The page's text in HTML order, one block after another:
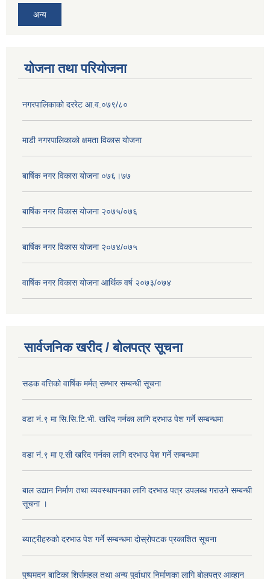
अन्य
योजना तथा परियोजना
नगरपालिकाको दररेट आ.व.०७९/८०
माडी नगरपालिकाको क्षमता विकास योजना
बार्षिक नगर विकास योजना ०७६।७७
बार्षिक नगर विकास योजना २०७५/०७६
बार्षिक नगर विकास योजना २०७४/०७५
वार्षिक नगर विकास योजना आर्थिक वर्ष २०७३/०७४
सार्वजनिक खरीद / बोलपत्र सूचना
सडक वत्तिको वार्षिक मर्मत् सम्भार सम्बन्धी सूचना
वडा नं.९ मा सि.सि.टि.भी. खरिद गर्नका लागि दरभाउ पेश गर्ने सम्बन्धमा
वडा नं.९ मा ए.सी खरिद गर्नका लागि दरभाउ पेश गर्ने सम्बन्धमा
बाल उद्यान निर्माण तथा व्यवस्थापनका लागि दरभाउ पत्र उपलब्ध गराउने सम्बन्धी
सूचना ।
ब्याट्रीहरुको दरभाउ पेश गर्ने सम्बन्धमा दोस्रोपटक प्रकाशित सूचना
पुष्पमदन बाटिका शिर्समहल तथा अन्य पुर्वाधार निर्माणका लागि बोलपत्र आव्हान